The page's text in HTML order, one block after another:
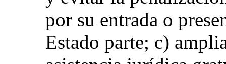
por su entrada o
Estado parte; c)